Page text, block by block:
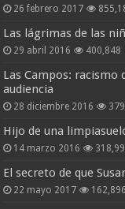
26 febrero 2017
Las lágrimas de las
29 abril 2016 400,848
Las Campos: racismo
audiencia
28 diciembre 2016
Hijo de una
14 marzo 2016
El secreto de que
22 mayo 2017 162,896